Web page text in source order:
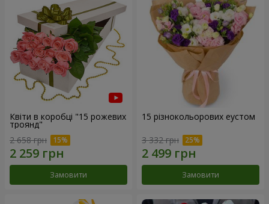
Квіти в коробці "15 рожевих
троянд"
2 658 грн
Замовити
15 різнокольорових еустом
3 332 грн
Замовити